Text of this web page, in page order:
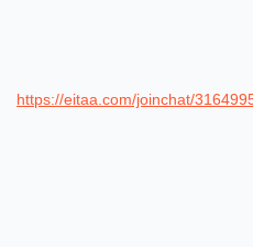
https://eitaa.com/joinchat/